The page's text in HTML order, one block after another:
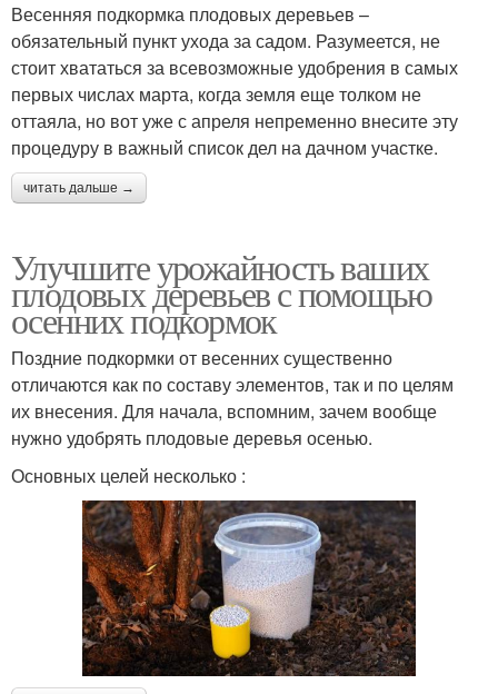
Весенняя подкормка плодовых деревьев –
обязательный пункт ухода за садом. Разумеется, не
стоит хвататься за всевозможные удобрения в самых
первых числах марта, когда земля еще толком не
оттаяла, но вот уже с апреля непременно внесите эту
процедуру в важный список дел на дачном участке.
читать дальше →
Улучшите урожайность ваших
плодовых деревьев с помощью
осенних подкормок
Поздние подкормки от весенних существенно
отличаются как по составу элементов, так и по целям
их внесения. Для начала, вспомним, зачем вообще
нужно удобрять плодовые деревья осенью.
Основных целей несколько :